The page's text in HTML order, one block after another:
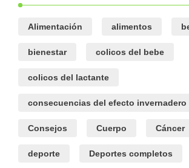
Alimentación alimentos
bienestar colicos del bebe
colicos del lactante
consecuencias del efecto invernadero
Consejos Cuerpo Cáncer
deporte Deportes completos